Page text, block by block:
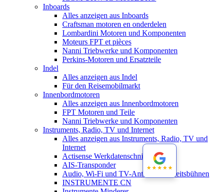
Inboards
Alles anzeigen aus Inboards
Craftsman motoren en onderdelen
Lombardini Motoren und Komponenten
Moteurs FPT et pièces
Nanni Triebwerke und Komponenten
Perkins-Motoren und Ersatzteile
Indel
Alles anzeigen aus Indel
Für den Reisemobilmarkt
Innenbordmotoren
Alles anzeigen aus Innenbordmotoren
FPT Motoren und Teile
Nanni Triebwerke und Komponenten
Instruments, Radio, TV und Internet
Alles anzeigen aus Instruments, Radio, TV und
Internet
Actisense Werkdatenschnitt
AIS-Transponder
Audio, Wi-Fi und TV-Antennen-Arbeitsbühnen
INSTRUMENTE CN
★★★★★
★★★★★